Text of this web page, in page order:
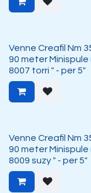
Venne Creafil Nm
90 meter Minispule
8007 torri " - per 5"
Venne Creafil Nm
90 meter Minispule
8009 suzy " - per 5"